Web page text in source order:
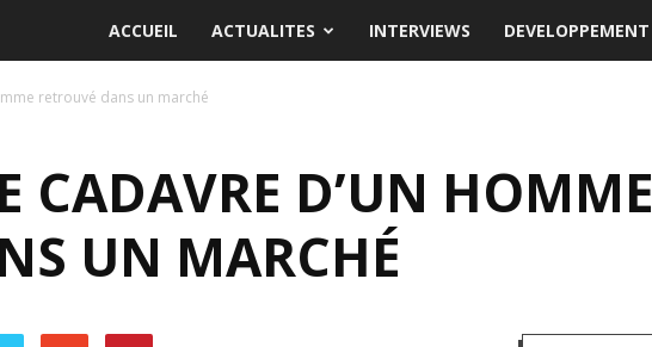
ACCUEIL ACTUALITES INTERVIEWS DEVELOPPEMENT
retrouvé dans un marché
CADAVRE D’UN HOMME
UN MARCHÉ